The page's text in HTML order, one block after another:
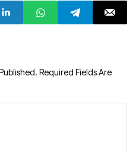
molested girl
sentenced to 2
years and fine
Required Fields Are